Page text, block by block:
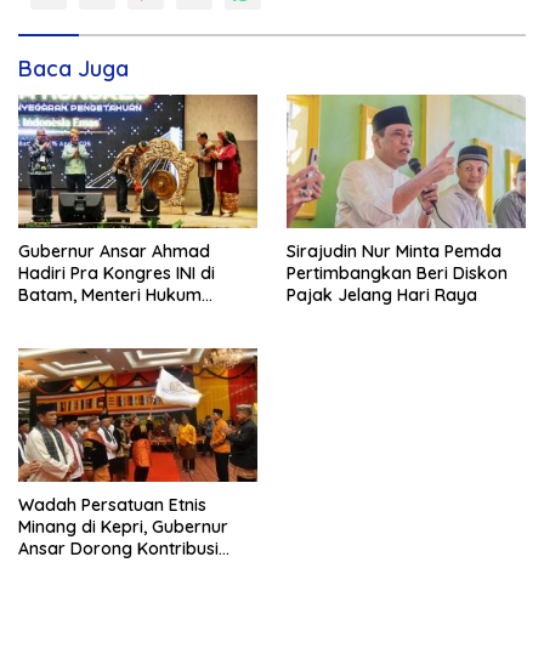
Baca Juga
Gubernur Ansar Ahmad
Hadiri Pra Kongres INI di
Batam, Menteri Hukum
Sirajudin Nur Minta Pemda
Pertimbangkan Beri Diskon
Pajak Jelang Hari Raya
Wadah Persatuan Etnis
Minang di Kepri, Gubernur
Ansar Dorong Kontribusi